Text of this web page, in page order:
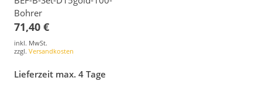
Bohrer
71,40 €
inkl. MwSt.
zzgl. Versandkosten
Lieferzeit max. 4 Tage